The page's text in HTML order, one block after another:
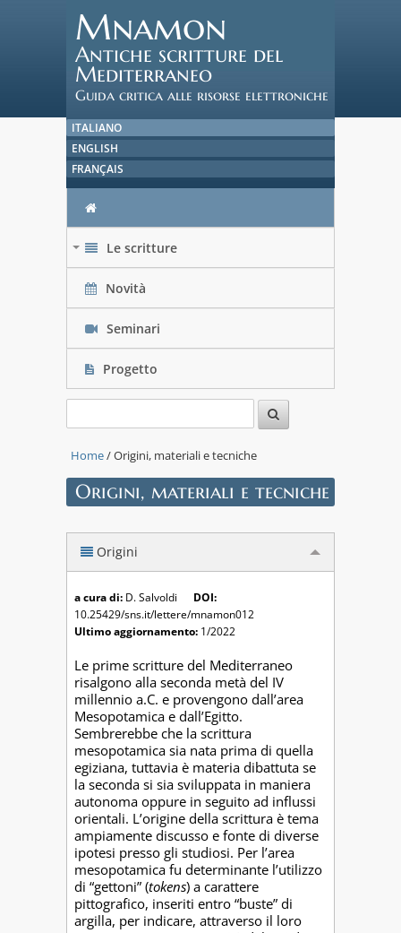
Mnamon
Antiche scritture del
Mediterraneo
Guida critica alle risorse elettroniche
ITALIANO
ENGLISH
FRANÇAIS
Le scritture
Novità
Seminari
Progetto
Home/ Origini, materiali e tecniche
Origini, materiali e tecniche
Origini
a cura di: D. Salvoldi DOI:
10.25429/sns.it/lettere/mnamon012
Ultimo aggiornamento: 1/2022
Le prime scritture del Mediterraneo
risalgono alla seconda metà del IV
millennio a.C. e provengono dall’area
Mesopotamica e dall’Egitto.
Sembrerebbe che la scrittura
mesopotamica sia nata prima di quella
egiziana, tuttavia è materia dibattuta se
la seconda si sia sviluppata in maniera
autonoma oppure in seguito ad influssi
orientali. L’origine della scrittura è tema
ampiamente discusso e fonte di diverse
ipotesi presso gli studiosi. Per l’area
mesopotamica fu determinante l’utilizzo
di “gettoni” (tokens) a carattere
pittografico, inseriti entro “buste” di
argilla, per indicare, attraverso il loro